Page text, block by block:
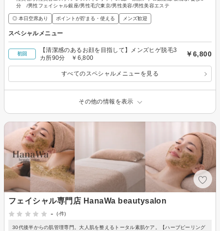
分 /男性フェイシャル銀座/男性毛穴東京/男性美容/男性美容エステ
◎ 本日空席あり ポイントが貯まる・使える メンズ歓迎
スペシャルメニュー
初回
【清潔感のあるお顔を目指して】メンズヒゲ脱毛3
カ所90分 ￥6,800
￥6,800
すべてのスペシャルメニューを見る
その他の情報を表示
フェイシャル専門店 HanaWa beautysalon
-
(-件)
30代後半からの肌管理専門。大人肌を整えるトータル素肌ケア。【ハーブピーリング